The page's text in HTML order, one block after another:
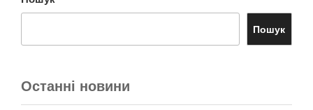
Пошук
Останні новини